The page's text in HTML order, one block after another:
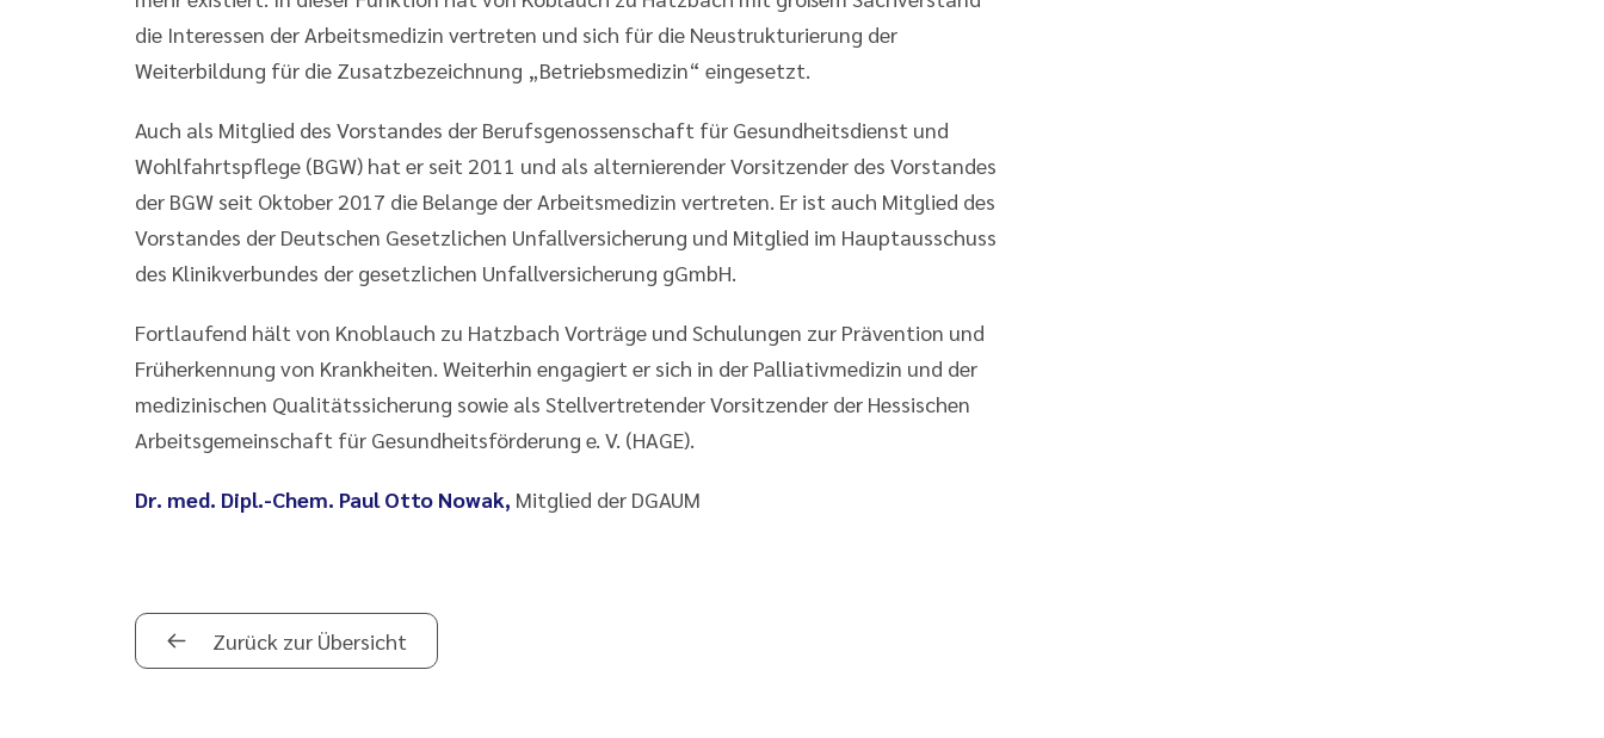
die Interessen der Arbeitsmedizin vertreten und sich für die Neustrukturierung der
Weiterbildung für die Zusatzbezeichnung „Betriebsmedizin“ eingesetzt.
Auch als Mitglied des Vorstandes der Berufsgenossenschaft für Gesundheitsdienst und
Wohlfahrtspflege (BGW) hat er seit 2011 und als alternierender Vorsitzender des Vorstandes
der BGW seit Oktober 2017 die Belange der Arbeitsmedizin vertreten. Er ist auch Mitglied des
Vorstandes der Deutschen Gesetzlichen Unfallversicherung und Mitglied im Hauptausschuss
des Klinikverbundes der gesetzlichen Unfallversicherung gGmbH.
Fortlaufend hält von Knoblauch zu Hatzbach Vorträge und Schulungen zur Prävention und
Früherkennung von Krankheiten. Weiterhin engagiert er sich in der Palliativmedizin und der
medizinischen Qualitätssicherung sowie als Stellvertretender Vorsitzender der Hessischen
Arbeitsgemeinschaft für Gesundheitsförderung e. V. (HAGE).
Dr. med. Dipl.-Chem. Paul Otto Nowak, Mitglied der DGAUM
Zurück zur Übersicht